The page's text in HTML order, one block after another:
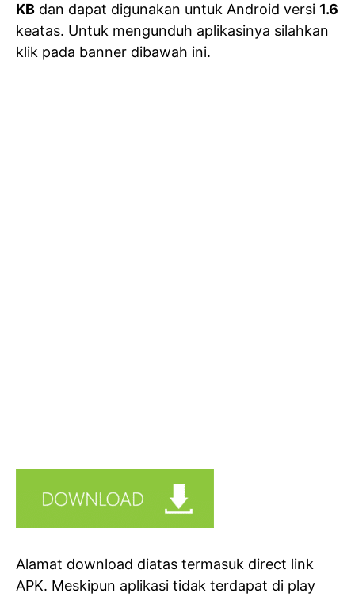
KB dan dapat digunakan untuk Android versi 1.6
keatas. Untuk mengunduh aplikasinya silahkan
klik pada banner dibawah ini.
Alamat download diatas termasuk direct link
APK. Meskipun aplikasi tidak terdapat di play